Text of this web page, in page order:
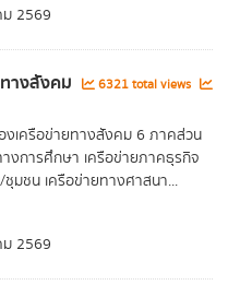
2569
างสังคม
6321 total views
งเครือข่ายทางสังคม 6 ภาคส่วน
งการศึกษา เครือข่ายภาคธุรกิจ
มชน เครือข่ายทางศาสนา...
2569